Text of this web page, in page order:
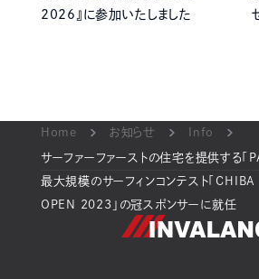
2026』に参加いたしました
Home お知らせ Info
サーファーファーストの住宅を提供する「
最大規模のサーフィンコンテスト「
OPEN 2023」の冠スポンサーに就任